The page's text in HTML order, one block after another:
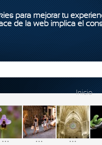
para mejorar tu
de la web implica el
Inicio
... ... ...